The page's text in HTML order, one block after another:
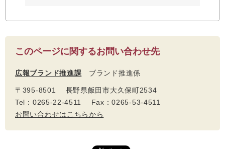
このページに関するお問い合わせ先
広報ブランド推進課 ブランド推進係
〒395-8501 長野県飯田市大久保町2534
Tel：0265-22-4511 Fax：0265-53-4511
お問い合わせはこちらから